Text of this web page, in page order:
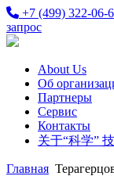
+7 (499) 322-06-
запрос
About Us
Об
Партнеры
Сервис
Контакты
关于“科学”
Главная